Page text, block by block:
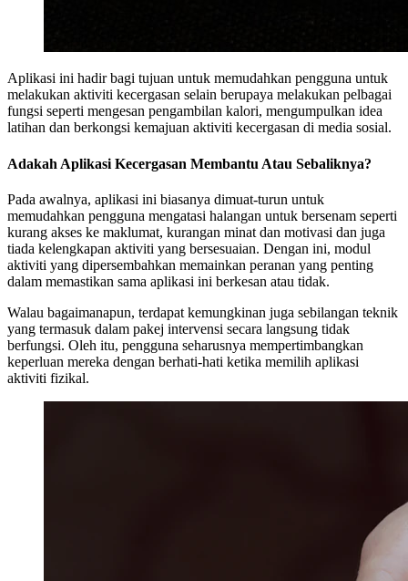
Aplikasi ini hadir bagi tujuan untuk memudahkan pengguna untuk
melakukan aktiviti kecergasan selain berupaya melakukan pelbagai
fungsi seperti mengesan pengambilan kalori, mengumpulkan idea
latihan dan berkongsi kemajuan aktiviti kecergasan di media sosial.
Adakah Aplikasi Kecergasan Membantu Atau Sebaliknya?
Pada awalnya, aplikasi ini biasanya dimuat-turun untuk
memudahkan pengguna mengatasi halangan untuk bersenam seperti
kurang akses ke maklumat, kurangan minat dan motivasi dan juga
tiada kelengkapan aktiviti yang bersesuaian. Dengan ini, modul
aktiviti yang dipersembahkan memainkan peranan yang penting
dalam memastikan sama aplikasi ini berkesan atau tidak.
Walau bagaimanapun, terdapat kemungkinan juga sebilangan teknik
yang termasuk dalam pakej intervensi secara langsung tidak
berfungsi. Oleh itu, pengguna seharusnya mempertimbangkan
keperluan mereka dengan berhati-hati ketika memilih aplikasi
aktiviti fizikal.